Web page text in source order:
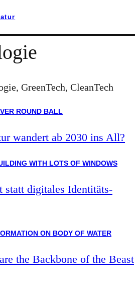
GreenTech, CleanTech
wandert ab 2030 ins All?
statt digitales Identitäts-
the Backbone of the Beast